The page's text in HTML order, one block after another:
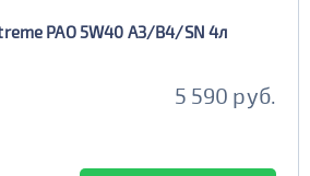
PAO 5W40 A3/B4/SN 4л
5 590 руб.